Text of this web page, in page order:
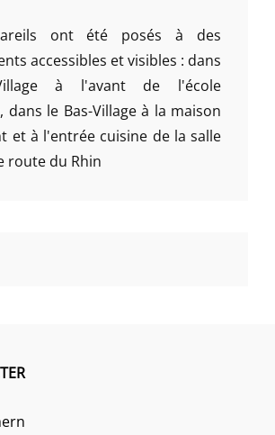
ont été posés à des
accessibles et visibles : dans
à l'avant de l'école
dans le Bas-Village à la maison
et à l'entrée cuisine de la salle
route du Rhin